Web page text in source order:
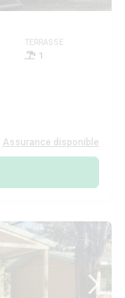
TERRASSE
1
Assurance disponible